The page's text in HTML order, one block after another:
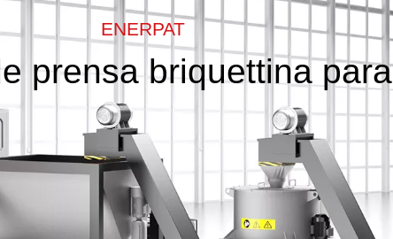
ENERPAT
prensa briquettina para
de metal